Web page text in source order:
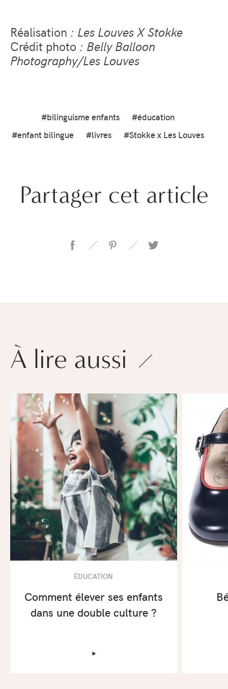
Réalisation : Les Louves X Stokke
Crédit photo : Belly Balloon
Photography/Les Louves
#bilinguisme enfants
#éducation
#enfant bilingue
#livres #Stokke x Les Louves
Partager cet article
À lire aussi
ÉDUCATION
Comment élever ses enfants
dans une double culture ?
‣